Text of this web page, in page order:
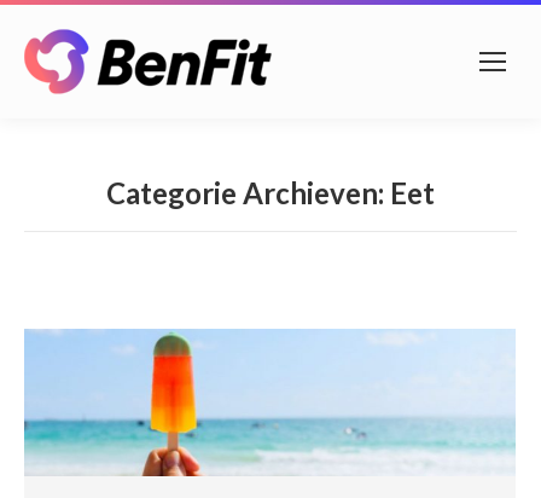
Categorie Archieven: Eet